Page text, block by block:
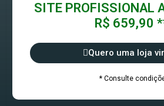
SITE PROFISSIONAL
R$ 659,90
Quero uma loja
* Consulte